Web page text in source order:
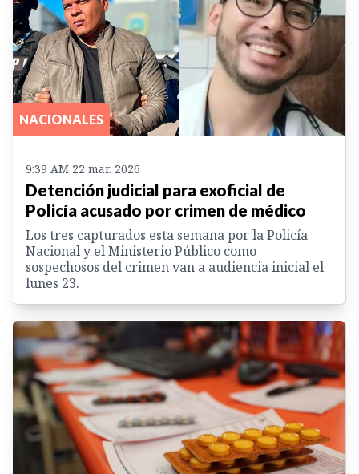
NACIONALES
9:39 AM 22 mar. 2026
Detención judicial para exoficial de
Policía acusado por crimen de médico
Los tres capturados esta semana por la Policía
Nacional y el Ministerio Público como
sospechosos del crimen van a audiencia inicial el
lunes 23.